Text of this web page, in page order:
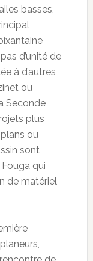
basses,
d’unité de
à d’autres
ou
Seconde
plus
ou
sont
qui
de matériel